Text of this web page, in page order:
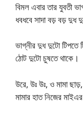
বিমল এবার তার যুবতী
ধবধবে সাদা বড় বড় দুধ
ভাগ্নীর দুধ দুটো টিপতে
ঠোট দুটো চুষতে থাকে।
উরে, উঃ উঃ, ও মামা
মামার হাত নিজের